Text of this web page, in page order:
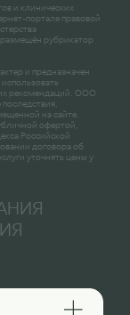
и клинических
портале правовой
рубрикатор
и предназначен
рекомендаций. ООО
на сайте.
офертой,
Российской
договора об
уточнять цены у